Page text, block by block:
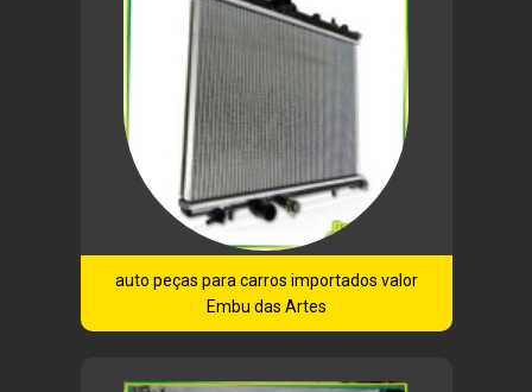
auto peças para carros importados valor
Embu das Artes